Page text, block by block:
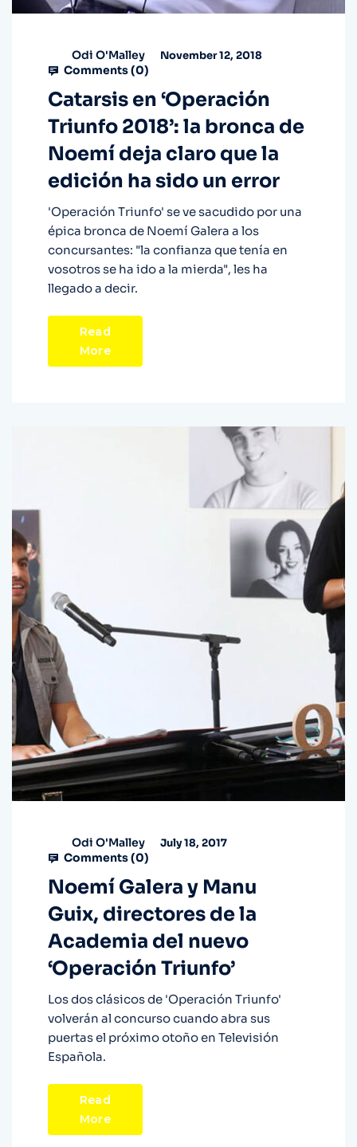
Odi O'Malley November 12, 2018
Comments (0)
Catarsis en ‘Operación
Triunfo 2018’: la bronca de
Noemí deja claro que la
edición ha sido un error
'Operación Triunfo' se ve sacudido por una
épica bronca de Noemí Galera a los
concursantes: "la confianza que tenía en
vosotros se ha ido a la mierda", les ha
llegado a decir.
Read
More
Odi O'Malley July 18, 2017
Comments (0)
Noemí Galera y Manu
Guix, directores de la
Academia del nuevo
‘Operación Triunfo’
Los dos clásicos de 'Operación Triunfo'
volverán al concurso cuando abra sus
puertas el próximo otoño en Televisión
Española.
Read
More